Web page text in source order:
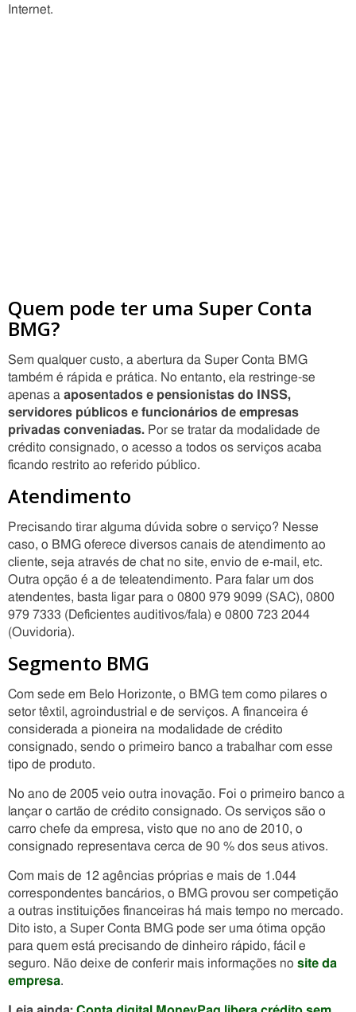
Internet.
Quem pode ter uma Super Conta
BMG?
Sem qualquer custo, a abertura da Super Conta BMG
também é rápida e prática. No entanto, ela restringe-se
apenas a aposentados e pensionistas do INSS,
servidores públicos e funcionários de empresas
privadas conveniadas. Por se tratar da modalidade de
crédito consignado, o acesso a todos os serviços acaba
ficando restrito ao referido público.
Atendimento
Precisando tirar alguma dúvida sobre o serviço? Nesse
caso, o BMG oferece diversos canais de atendimento ao
cliente, seja através de chat no site, envio de e-mail, etc.
Outra opção é a de teleatendimento. Para falar um dos
atendentes, basta ligar para o 0800 979 9099 (SAC), 0800
979 7333 (Deficientes auditivos/fala) e 0800 723 2044
(Ouvidoria).
Segmento BMG
Com sede em Belo Horizonte, o BMG tem como pilares o
setor têxtil, agroindustrial e de serviços. A financeira é
considerada a pioneira na modalidade de crédito
consignado, sendo o primeiro banco a trabalhar com esse
tipo de produto.
No ano de 2005 veio outra inovação. Foi o primeiro banco a
lançar o cartão de crédito consignado. Os serviços são o
carro chefe da empresa, visto que no ano de 2010, o
consignado representava cerca de 90 % dos seus ativos.
Com mais de 12 agências próprias e mais de 1.044
correspondentes bancários, o BMG provou ser competição
a outras instituições financeiras há mais tempo no mercado.
Dito isto, a Super Conta BMG pode ser uma ótima opção
para quem está precisando de dinheiro rápido, fácil e
seguro. Não deixe de conferir mais informações no site da
empresa.